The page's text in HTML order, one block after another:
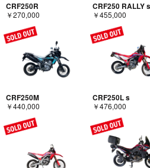
CRF250R
￥270,000
CRF250 RALLY s
￥455,000
CRF250M
￥440,000
CRF250L s
￥476,000